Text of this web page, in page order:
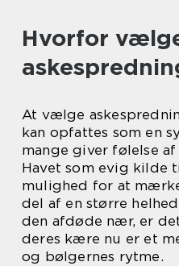
Hvorfor
At vælge
kan opfattes som en
mange giver følelse
Havet som evig kilde
mulighed for at
del af en større
den afdøde nær, er
deres kære nu er et
og bølgernes rytme.